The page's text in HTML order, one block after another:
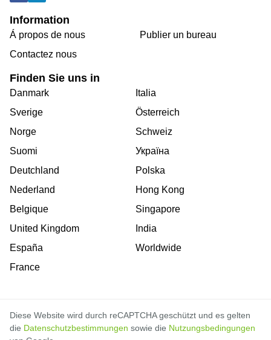
Information
Á propos de nous
Contactez nous
Publier un bureau
Finden Sie uns in
Danmark
Sverige
Norge
Suomi
Deutchland
Nederland
Belgique
United Kingdom
España
France
Italia
Österreich
Schweiz
Україна
Polska
Hong Kong
Singapore
India
Worldwide
Diese Website wird durch reCAPTCHA geschützt und es gelten
die Datenschutzbestimmungen sowie die Nutzungsbedingungen